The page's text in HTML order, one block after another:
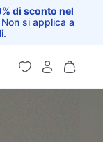
di sconto nel
Non si applica a